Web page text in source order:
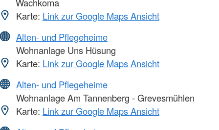
Karte: Link zur Google Maps Ansicht
Alten- und Pflegeheime
Wohnanlage Uns Hüsung
Karte: Link zur Google Maps Ansicht
Alten- und Pflegeheime
Wohnanlage Am Tannenberg - Grevesmühlen
Karte: Link zur Google Maps Ansicht